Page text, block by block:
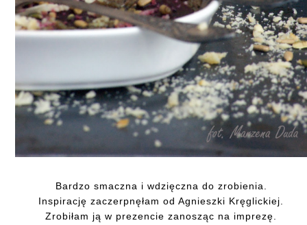
Bardzo smaczna i wdzięczna do zrobienia.
Inspirację zaczerpnęłam od Agnieszki Kręglickiej.
Zrobiłam ją w prezencie zanosząc na imprezę.